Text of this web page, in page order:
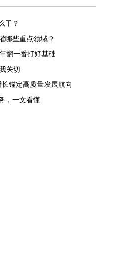
干？
哪些重点领域？
翻一番打好基础
关切
长锚定高质量发展航向
，一文看懂